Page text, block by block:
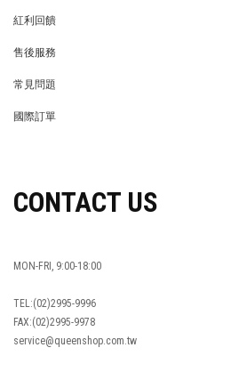
紅利回饋
售後服務
常見問題
國際訂單
CONTACT US
MON-FRI, 9:00-18:00
TEL:(02)2995-9996
FAX:(02)2995-9978
service@queenshop.com.tw